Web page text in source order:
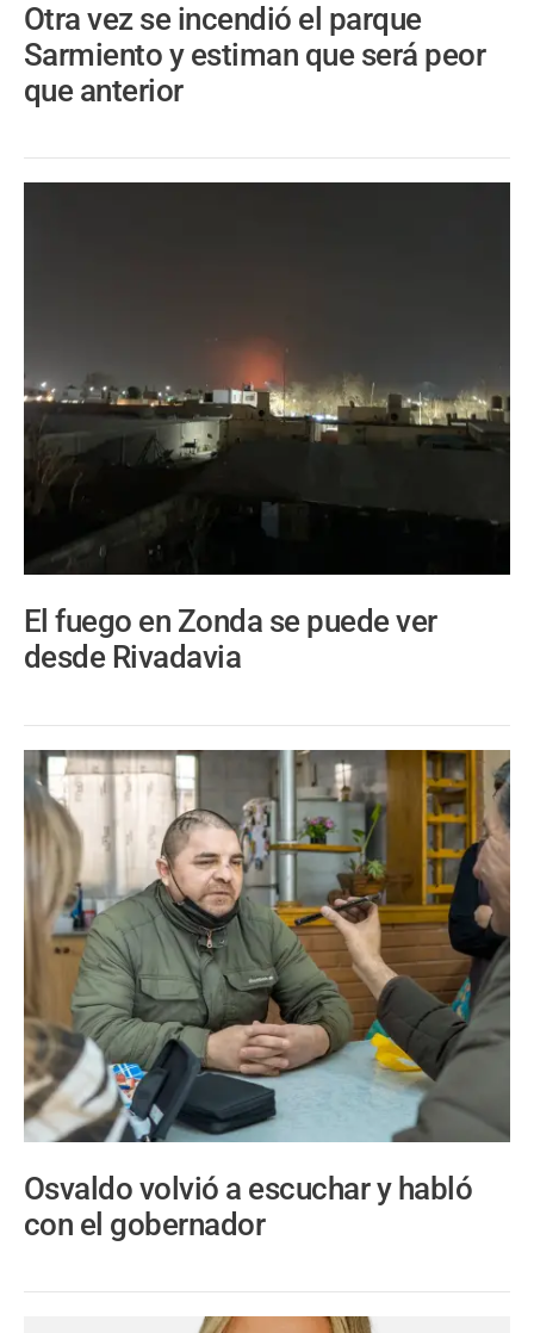
Otra vez se incendió el parque
Sarmiento y estiman que será peor
que anterior
El fuego en Zonda se puede ver
desde Rivadavia
Osvaldo volvió a escuchar y habló
con el gobernador